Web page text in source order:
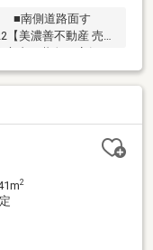
■南側道路面す
美濃善不動産 売買
せんか。私たちが美
動産エキスパート！
らお任せ下さい。
2